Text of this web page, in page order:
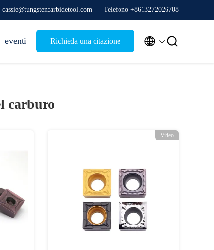
cassie@tungstencarbidetool.com Telefono +8613272026708
eventi Richieda una citazione  
carburo
Video